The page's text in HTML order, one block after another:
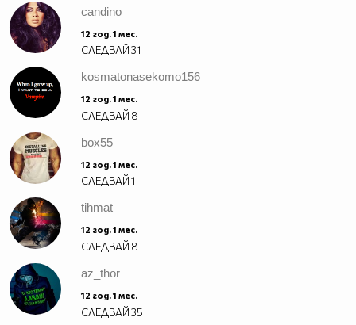
candino
12 год. 1 мес.
СЛЕДВАЙ31
kosmatonasekomo156
12 год. 1 мес.
СЛЕДВАЙ 8
box55
12 год. 1 мес.
СЛЕДВАЙ1
tihmat
12 год. 1 мес.
СЛЕДВАЙ 8
az_thor
12 год. 1 мес.
СЛЕДВАЙ35